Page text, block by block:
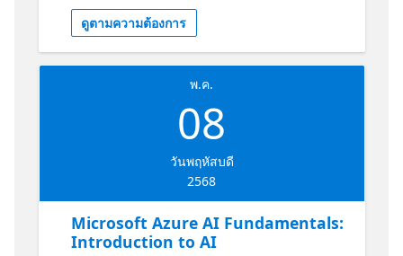
as IaaS, PaaS, SaaS, and Serverless. Plus,
you'll get an introduction to using Azure for
application development. Why should I
attend? -Understand the core concepts of
cloud computing. -Differentiate between
public, private, and hybrid clouds. -Identify
the benefits of various cloud service models.
application development. Get Certified!
Practice: https://aka.ms/AI-
Certification: https://aka.ms/AI-
900AzureAIFundamentalsCertification1
ดูตามความต้องการ
พ.ค.
08
วันพฤหัสบดี
2568
Microsoft Azure AI Fundamentals:
Introduction to AI